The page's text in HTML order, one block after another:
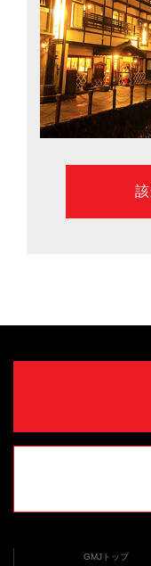
人柄や、犯罪発生
いう安全な環境に
な山形県の魅力に
紹介します。
GMJトップ